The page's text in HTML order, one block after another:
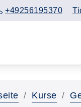
+49256195370
Kurse